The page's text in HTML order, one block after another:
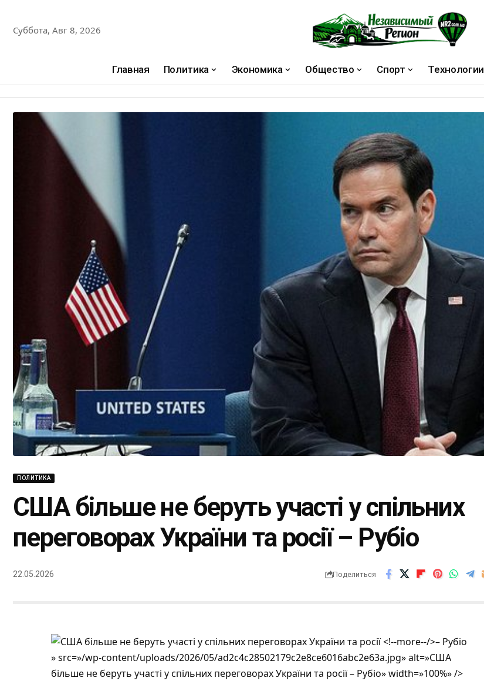
Суббота, Авг 8, 2026
Главная Политика Экономика Общество Спорт Технологии
ПОЛИТИКА
США більше не беруть участі у спільних
переговорах України та росії – Рубіо
22.05.2026 Поделиться